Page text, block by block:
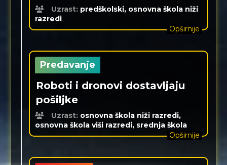
Uzrast: predškolski, osnovna škola niži
razredi
Opširnije
Predavanje
Roboti i dronovi dostavljaju
pošiljke
Uzrast: osnovna škola niži razredi,
osnovna škola viši razredi, srednja škola
Opširnije